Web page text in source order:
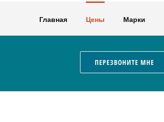
Главная Цены Марки
ПЕРЕЗВОНИТЕ МНЕ